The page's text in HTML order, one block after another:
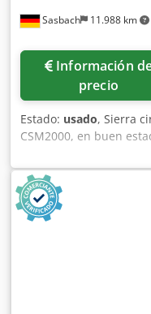
digital LED - Ranura
Sasbach 11.988 km
Información de
precio
Estado: usado, Sierra
CSM2000, en buen
mm de longitud de
corte, aprox. 500 kg
errores y omisiones